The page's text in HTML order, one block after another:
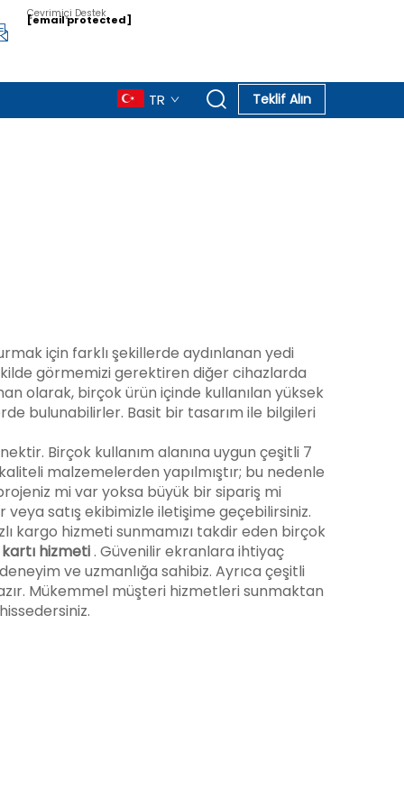
Çevrimiçi Destek
[email protected]
TR Teklif Alın
için farklı şekillerde aydınlanan yedi
görmemizi gerektiren diğer cihazlarda
olarak, birçok ürün içinde kullanılan yüksek
bulunabilirler. Basit bir tasarım ile bilgileri
Birçok kullanım alanına uygun çeşitli 7
malzemelerden yapılmıştır; bu nedenle
mi var yoksa büyük bir sipariş mi
satış ekibimizle iletişime geçebilirsiniz.
kargo hizmeti sunmamızı takdir eden birçok
kartı hizmeti. Güvenilir ekranlara ihtiyaç
ve uzmanlığa sahibiz. Ayrıca çeşitli
Mükemmel müşteri hizmetleri sunmaktan